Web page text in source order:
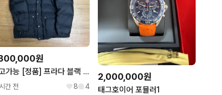
원
네고가능 [정품] 프라다 블랙 패딩 50사이즈
간 전 8 4
2,000,000원
태그호이어 포뮬러1